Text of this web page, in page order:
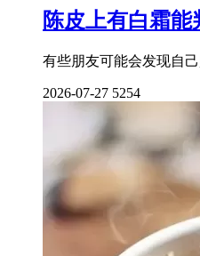
陈皮上有白霜
有些朋友可能会发现自
2026-07-27 5254